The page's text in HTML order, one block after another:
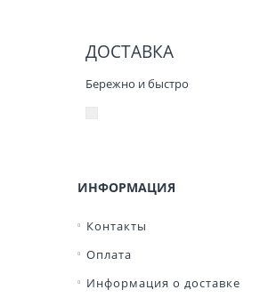
ДОСТАВКА
Бережно и быстро
ИНФОРМАЦИЯ
Контакты
Оплата
Информация о доставке